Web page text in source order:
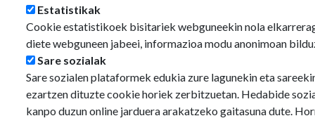
Estatistikak
Cookie estatistikoek bisitariek webguneekin nola
diete webguneen jabeei, informazioa modu anonimoan
Sare sozialak
Sare sozialen plataformek edukia zure lagunekin eta
ezartzen dituzte cookie horiek zerbitzuetan. Hedabide
kanpo duzun online jarduera arakatzeko gaitasuna dute.